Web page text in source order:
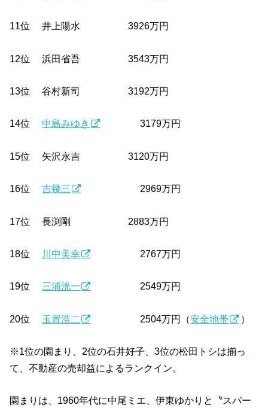
11位 井上陽水 3926万円
12位 浜田省吾 3543万円
13位 谷村新司 3192万円
14位中島みゆき 3179万円
15位 矢沢永吉 3120万円
16位吉幾三 2969万円
17位 長渕剛 2883万円
18位 川中美幸 2767万円
19位 三浦洸一 2549万円
20位 玉置浩二 2504万円（安全地帯 ）
※1位の園まり、2位の石井好子、3位の松田トシは揃っ
て、不動産の売却益によるランクイン。
園まりは、1960年代に中尾ミエ、伊東ゆかりと〝スパー